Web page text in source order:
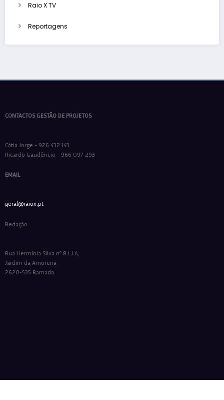
Raio X TV
Reportagens
CONTACTOS GESTÃO DE PROJETOS
Cátia Jorge - 926 432 143
Ricardo Gaudêncio - 966 097 293
EMAIL
geral@raiox.pt
Redação
Rua Hermínia Silva nº 8 LJ A,
Jardim da Amoreira
2620-535 Ramada